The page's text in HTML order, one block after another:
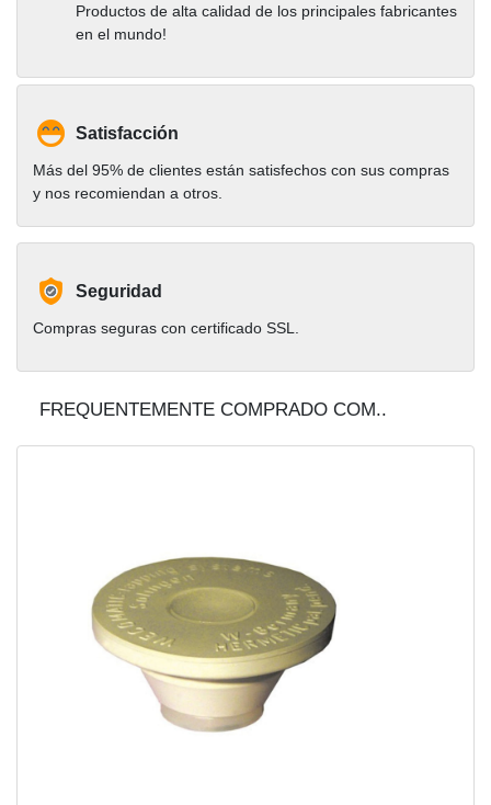
Productos de alta calidad de los principales fabricantes
en el mundo!
Satisfacción
Más del 95% de clientes están satisfechos con sus compras
y nos recomiendan a otros.
Seguridad
Compras seguras con certificado SSL.
FREQUENTEMENTE COMPRADO COM..